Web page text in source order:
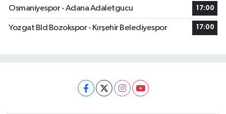
Osmaniyespor - Adana Adaletgucu 17:00
Yozgat Bld Bozokspor - Kırşehir Belediyespor 17:00